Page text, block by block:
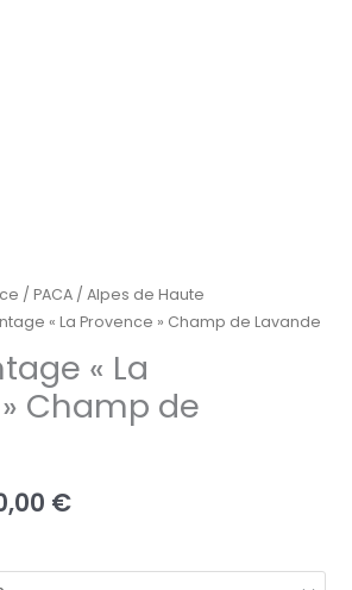
/PACA /Alpes de Haute
« La Provence » Champ de Lavande
« La
Champ de
€